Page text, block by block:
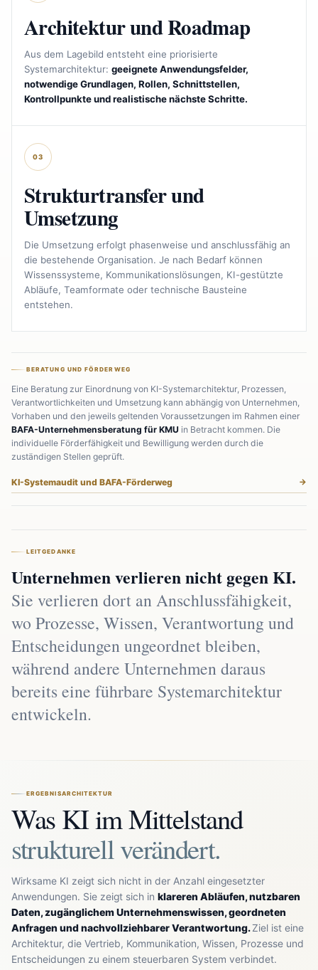
Architektur und Roadmap
Aus dem Lagebild entsteht eine priorisierte
Systemarchitektur: geeignete Anwendungsfelder,
notwendige Grundlagen, Rollen, Schnittstellen,
Kontrollpunkte und realistische nächste Schritte.
03
Strukturtransfer und
Umsetzung
Die Umsetzung erfolgt phasenweise und anschlussfähig an
die bestehende Organisation. Je nach Bedarf können
Wissenssysteme, Kommunikationslösungen, KI-gestützte
Abläufe, Teamformate oder technische Bausteine
entstehen.
BERATUNG UND FÖRDERWEG
Eine Beratung zur Einordnung von KI-Systemarchitektur, Prozessen,
Verantwortlichkeiten und Umsetzung kann abhängig von Unternehmen,
Vorhaben und den jeweils geltenden Voraussetzungen im Rahmen einer
BAFA-Unternehmensberatung für KMU in Betracht kommen. Die
individuelle Förderfähigkeit und Bewilligung werden durch die
zuständigen Stellen geprüft.
KI-Systemaudit und BAFA-Förderweg
LEITGEDANKE
Unternehmen verlieren nicht gegen KI.
Sie verlieren dort an Anschlussfähigkeit,
wo Prozesse, Wissen, Verantwortung und
Entscheidungen ungeordnet bleiben,
während andere Unternehmen daraus
bereits eine führbare Systemarchitektur
entwickeln.
ERGEBNISARCHITEKTUR
Was KI im Mittelstand
strukturell verändert.
Wirksame KI zeigt sich nicht in der Anzahl eingesetzter
Anwendungen. Sie zeigt sich in klareren Abläufen, nutzbaren
Daten, zugänglichem Unternehmenswissen, geordneten
Anfragen und nachvollziehbarer Verantwortung.Ziel ist eine
Architektur, die Vertrieb, Kommunikation, Wissen, Prozesse und
Entscheidungen zu einem steuerbaren System verbindet.